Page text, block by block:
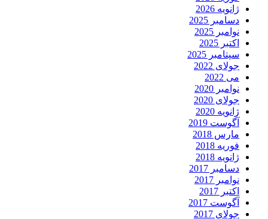
ژانویه 2026
دسامبر 2025
نوامبر 2025
اکتبر 2025
سپتامبر 2025
جولای 2022
می 2022
نوامبر 2020
جولای 2020
ژانویه 2020
آگوست 2019
مارس 2018
فوریه 2018
ژانویه 2018
دسامبر 2017
نوامبر 2017
اکتبر 2017
آگوست 2017
جولای 2017